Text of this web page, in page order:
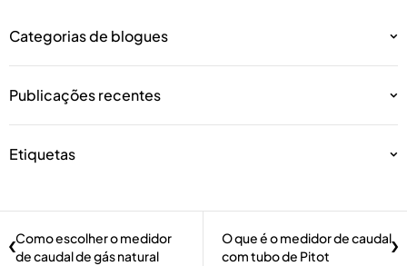
Categorias de blogues
Publicações recentes
Etiquetas
Como escolher o medidor
de caudal de gás natural
O que é o medidor de caudal
com tubo de Pitot